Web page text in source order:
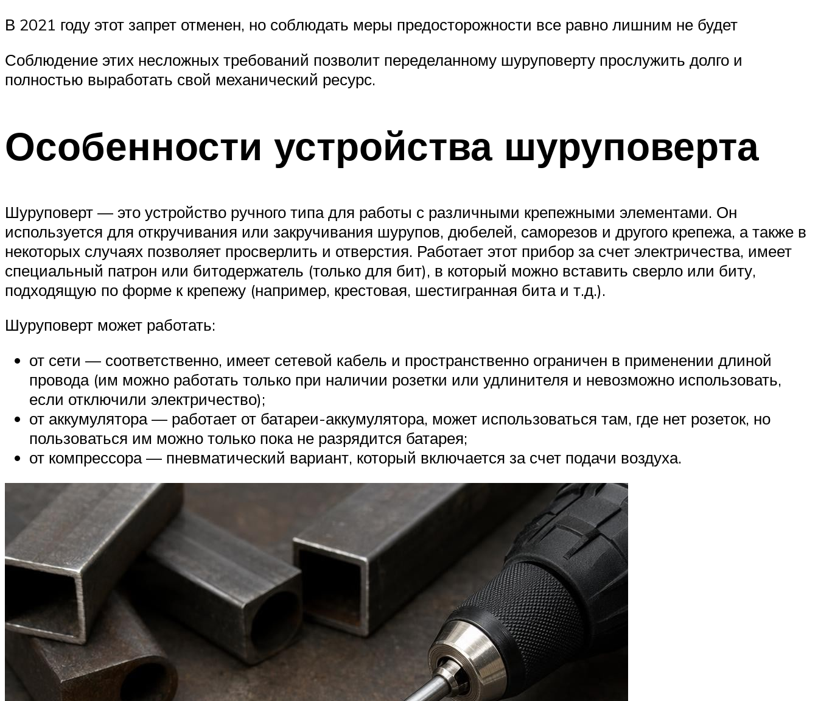
В 2021 году этот запрет отменен, но соблюдать меры предосторожности все равно лишним не будет
Соблюдение этих несложных требований позволит переделанному шуруповерту прослужить долго и
полностью выработать свой механический ресурс.
Особенности устройства шуруповерта
Шуруповерт — это устройство ручного типа для работы с различными крепежными элементами. Он
используется для откручивания или закручивания шурупов, дюбелей, саморезов и другого крепежа, а также в
некоторых случаях позволяет просверлить и отверстия. Работает этот прибор за счет электричества, имеет
специальный патрон или битодержатель (только для бит), в который можно вставить сверло или биту,
подходящую по форме к крепежу (например, крестовая, шестигранная бита и т.д.).
Шуруповерт может работать:
от сети — соответственно, имеет сетевой кабель и пространственно ограничен в применении длиной
провода (им можно работать только при наличии розетки или удлинителя и невозможно использовать,
если отключили электричество);
от аккумулятора — работает от батареи-аккумулятора, может использоваться там, где нет розеток, но
пользоваться им можно только пока не разрядится батарея;
от компрессора — пневматический вариант, который включается за счет подачи воздуха.